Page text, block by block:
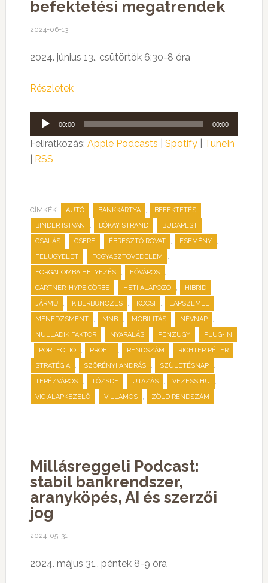
befektetési megatrendek
2024-06-13
2024. június 13., csütörtök 6:30-8 óra
Részletek
Audió
lejátszó
00:00 00:00
Feliratkozás: Apple Podcasts Spotify| TuneIn
RSS
CÍMKÉK: AUTÓ , BANKKÁRTYA , BEFEKTETÉS ,
BINDER ISTVÁN , BÓKAY STRAND , BUDAPEST ,
CSALÁS , CSERE , ÉBRESZTŐ ROVAT , ESEMÉNY ,
FELÜGYELET , FOGYASZTÓVÉDELEM ,
FORGALOMBA HELYEZÉS , FŐVÁROS ,
GARTNER-HYPE GÖRBE , HETI ALAPOZÓ , HIBRID ,
JÁRMŰ , KIBERBŰNÖZÉS , KOCSI , LAPSZEMLE ,
MENEDZSMENT , MNB , MOBILITÁS , NÉVNAP ,
NULLADIK FAKTOR , NYARALÁS , PÉNZÜGY , PLUG-IN
, PORTFÓLIÓ , PROFIT , RENDSZÁM , RICHTER PÉTER ,
STRATÉGIA , SZÖRÉNYI ANDRÁS , SZÜLETÉSNAP ,
TERÉZVÁROS , TŐZSDE , UTAZÁS , VEZESS.HU ,
VIG ALAPKEZELŐ , VILLAMOS , ZÖLD RENDSZÁM
Millásreggeli Podcast:
stabil bankrendszer,
aranyköpés, AI és szerzői
jog
2024-05-31
2024. május 31., péntek 8-9 óra